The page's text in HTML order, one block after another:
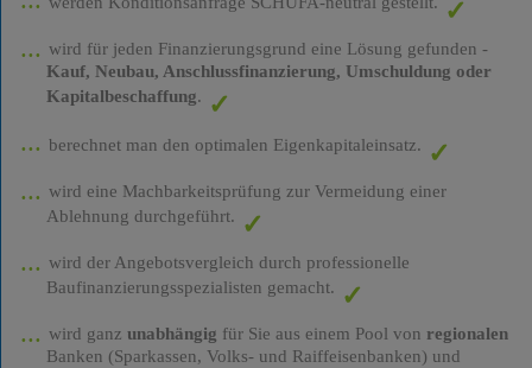
wird für jeden Finanzierungsgrund eine Lösung gefunden -
Kauf, Neubau, Anschlussfinanzierung, Umschuldung oder
Kapitalbeschaffung.
berechnet man den optimalen Eigenkapitaleinsatz.
wird eine Machbarkeitsprüfung zur Vermeidung einer
Ablehnung durchgeführt.
wird der Angebotsvergleich durch professionelle
Baufinanzierungsspezialisten gemacht.
wird ganz unabhängig für Sie aus einem Pool von regionalen
Banken (Sparkassen, Volks- und Raiffeisenbanken) und